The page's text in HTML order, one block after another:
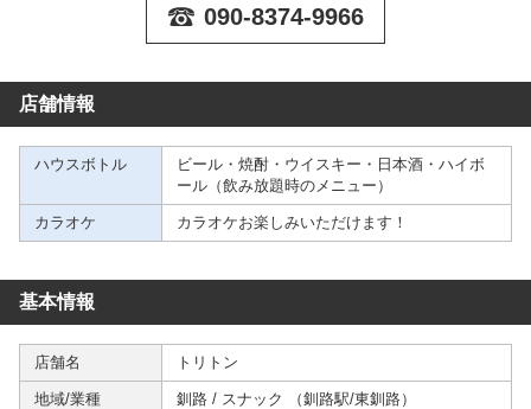
090-8374-9966
店舗情報
ハウスボトル
ビール・焼酎・ウイスキー・日本酒・ハイボ
ール（飲み放題時のメニュー）
カラオケ カラオケお楽しみいただけます！
基本情報
店舗名 トリトン
地域/業種 釧路 / スナック （釧路駅/東釧路）